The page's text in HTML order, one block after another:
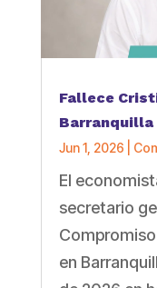
Fallece
Barranquilla
Jun 1, 2026
El
secretario
en